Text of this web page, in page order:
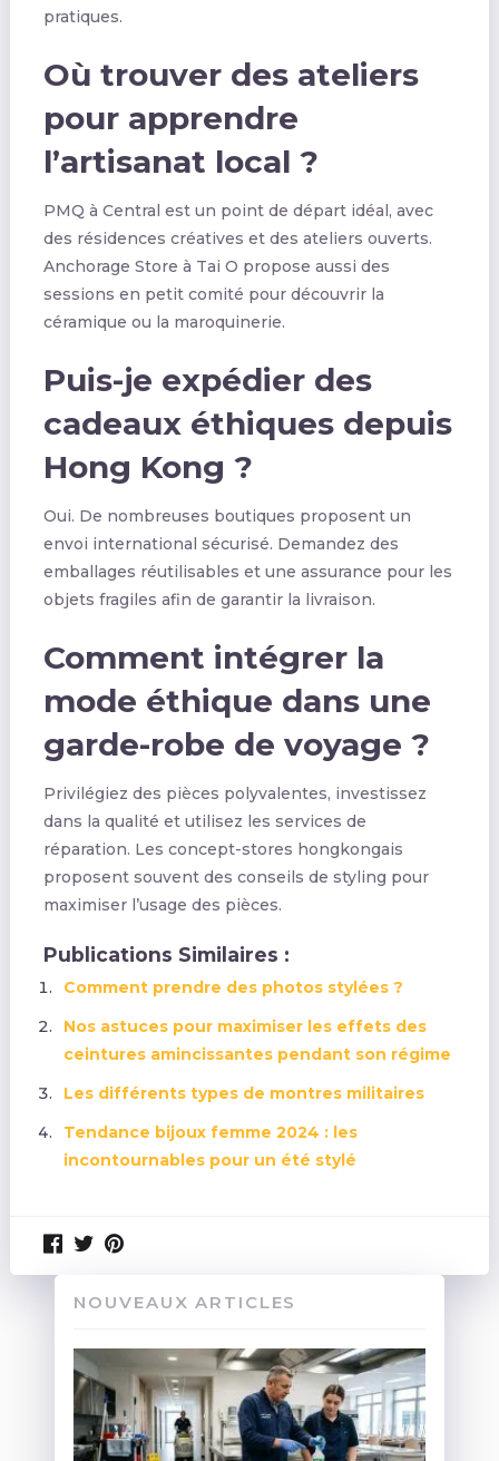
pratiques.
Où trouver des ateliers
pour apprendre
l’artisanat local ?
PMQ à Central est un point de départ idéal, avec
des résidences créatives et des ateliers ouverts.
Anchorage Store à Tai O propose aussi des
sessions en petit comité pour découvrir la
céramique ou la maroquinerie.
Puis-je expédier des
cadeaux éthiques depuis
Hong Kong ?
Oui. De nombreuses boutiques proposent un
envoi international sécurisé. Demandez des
emballages réutilisables et une assurance pour les
objets fragiles afin de garantir la livraison.
Comment intégrer la
mode éthique dans une
garde-robe de voyage ?
Privilégiez des pièces polyvalentes, investissez
dans la qualité et utilisez les services de
réparation. Les concept-stores hongkongais
proposent souvent des conseils de styling pour
maximiser l’usage des pièces.
Publications Similaires :
Comment prendre des photos stylées ?
Nos astuces pour maximiser les effets des
ceintures amincissantes pendant son régime
Les différents types de montres militaires
Tendance bijoux femme 2024 : les
incontournables pour un été stylé
NOUVEAUX ARTICLES